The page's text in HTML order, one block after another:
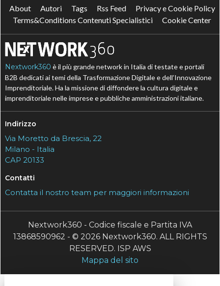
About Autori Tags Rss Feed
Privacy e Cookie Policy
Terms&Conditions Contenuti Specialistici
Cookie Center
Nextwork360 è il più grande network in Italia di testate e portali
B2B dedicati ai temi della Trasformazione Digitale e dell’Innovazione
Imprenditoriale. Ha la missione di diffondere la cultura digitale e
imprenditoriale nelle imprese e pubbliche amministrazioni italiane.
Indirizzo
Via Moretto da Brescia, 22
Milano - Italia
CAP 20133
Contatti
Contatta il nostro team per maggiori informazioni
Nextwork360 - Codice fiscale e Partita IVA
13868590962 - © 2026 Nextwork360. ALL RIGHTS
RESERVED. ISP AWS
Mappa del sito